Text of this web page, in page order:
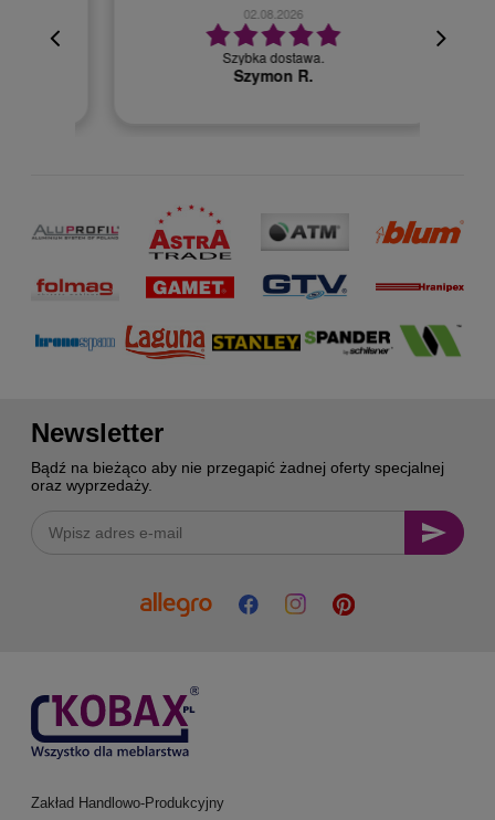
02.08.2026
Szybka dostawa.
Szymon R.
Newsletter
Bądź na bieżąco aby nie przegapić żadnej oferty specjalnej
oraz wyprzedaży.
Zakład Handlowo-Produkcyjny